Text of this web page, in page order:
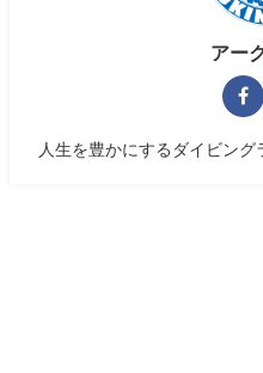
アー
人生を豊かにするダイビング